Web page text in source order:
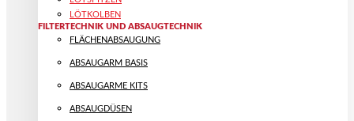
LÖTKOLBEN
FILTERTECHNIK UND ABSAUGTECHNIK
FLÄCHENABSAUGUNG
ABSAUGARM BASIS
ABSAUGARME KITS
ABSAUGDÜSEN